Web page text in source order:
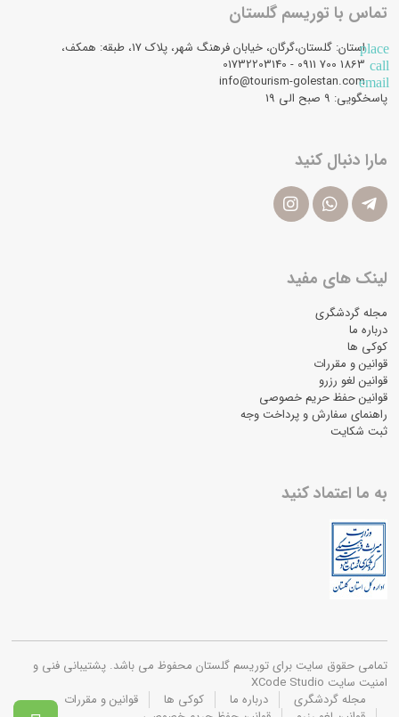
تماس با توریسم گلستان
placeاستان: گلستان،گرگان، خیابان فرهنگ شهر، پلاک 17، طبقه: همکف،
call
email
info@tourism-golestan.com
پاسخگویی: ۹ صبح الی 19
مارا دنبال کنید
لینک های مفید
مجله گردشگری
درباره ما
کوکی ها
قوانین و مقررات
قوانین لغو رزرو
قوانین حفظ حریم خصوصی
راهنمای سفارش و پرداخت وجه
ثبت شکایت
به ما اعتماد کنید
تمامی حقوق سایت برای توریسم گلستان محفوظ می باشد. پشتیبانی فنی و
امنیت سایت XCode Studio
مجله گردشگری
درباره ما کوکی ها
قوانین و مقررات